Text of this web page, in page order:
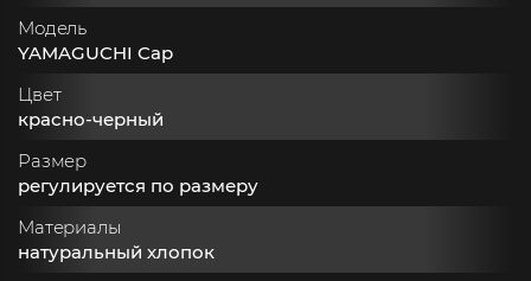
Модель
YAMAGUCHI Cap
Цвет
красно-черный
Размер
регулируется по размеру
Материалы
натуральный хлопок